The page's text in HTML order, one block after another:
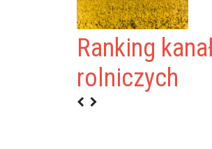
Ranking
rolniczych